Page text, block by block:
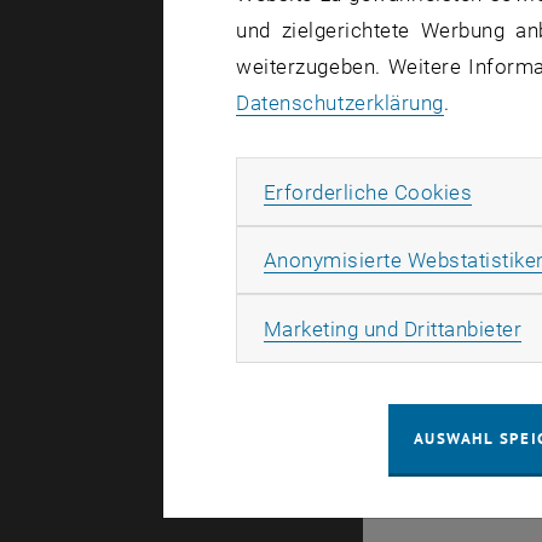
© TU Wien#
30021
und zielgerichtete Werbung
weiterzugeben. Weitere
Datenschutzerklärung.
Erforderliche Cookies
Anonymisierte
Marketing und Drittanbieter
AUSWAHL